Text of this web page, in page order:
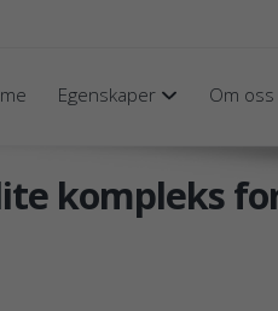
Egenskaper Om oss
kompleks